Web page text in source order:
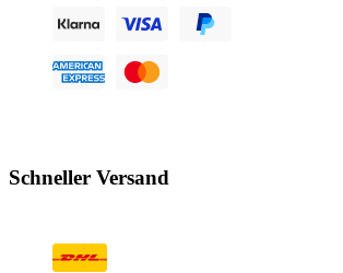
Schneller Versand